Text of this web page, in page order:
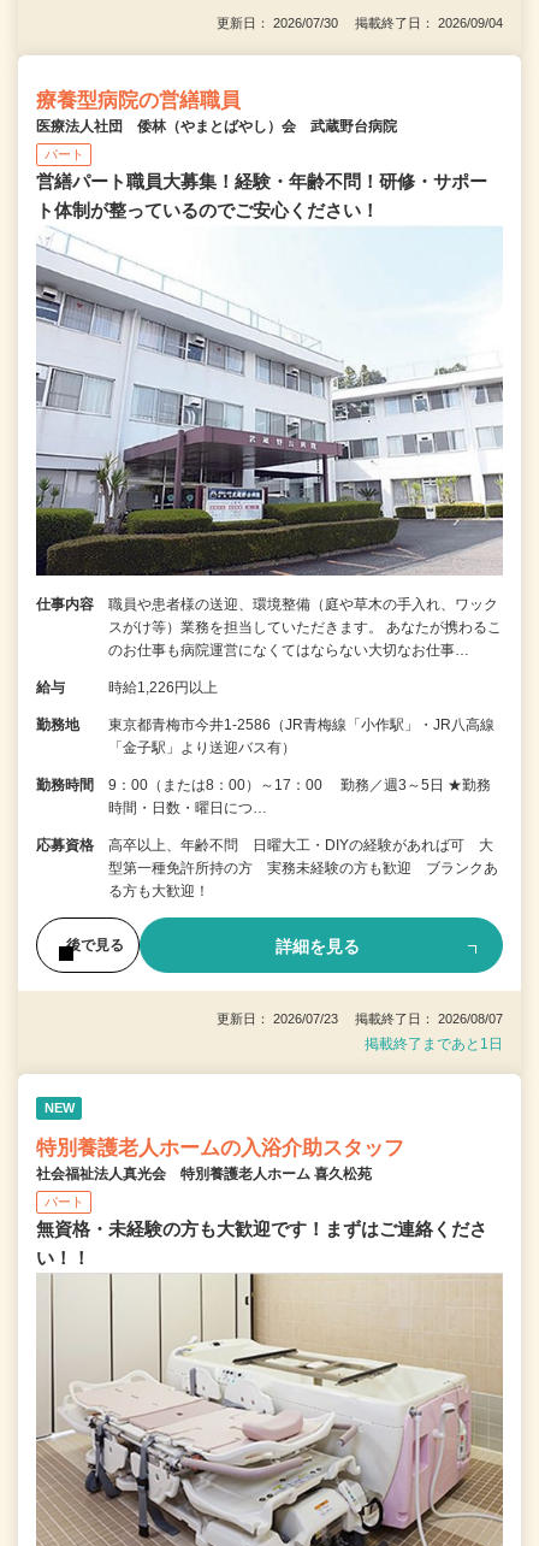
更新日： 2026/07/30 掲載終了日： 2026/09/04
療養型病院の営繕職員
医療法人社団 倭林（やまとばやし）会 武蔵野台病院
パート
営繕パート職員大募集！経験・年齢不問！研修・サポー
ト体制が整っているのでご安心ください！
仕事内容
職員や患者様の送迎、環境整備（庭や草木の手入れ、ワック
スがけ等）業務を担当していただきます。 あなたが携わるこ
のお仕事も病院運営になくてはならない大切なお仕事…
給与 時給1,226円以上
勤務地
東京都青梅市今井1-2586（JR青梅線「小作駅」・JR八高線
「金子駅」より送迎バス有）
勤務時間
9：00（または8：00）～17：00 勤務／週3～5日 ★勤務
時間・日数・曜日につ…
応募資格
高卒以上、年齢不問 日曜大工・DIYの経験があれば可 大
型第一種免許所持の方 実務未経験の方も歓迎 ブランクあ
る方も大歓迎！
後で見る 詳細を見る
更新日： 2026/07/23 掲載終了日： 2026/08/07
掲載終了まであと1日
NEW
特別養護老人ホームの入浴介助スタッフ
社会福祉法人真光会 特別養護老人ホーム 喜久松苑
パート
無資格・未経験の方も大歓迎です！まずはご連絡くださ
い！！